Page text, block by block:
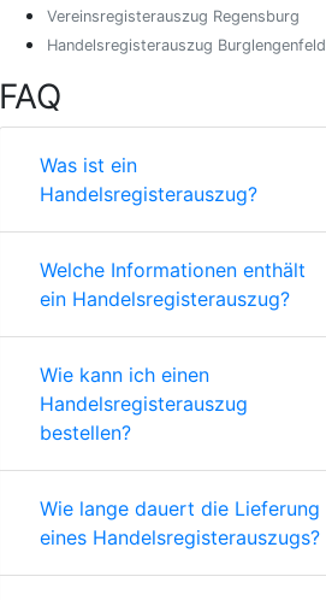
Vereinsregisterauszug Regensburg
Handelsregisterauszug Burglengenfeld
FAQ
Was ist ein
Handelsregisterauszug?
Welche Informationen enthält
ein Handelsregisterauszug?
Wie kann ich einen
Handelsregisterauszug
bestellen?
Wie lange dauert die Lieferung
eines Handelsregisterauszugs?